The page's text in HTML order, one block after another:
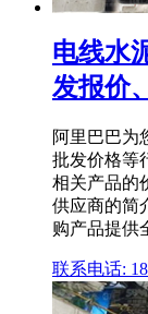
电线水
发报价
阿里巴巴为
批发价格等
相关产品的
供应商的简
购产品提供
联系电话: